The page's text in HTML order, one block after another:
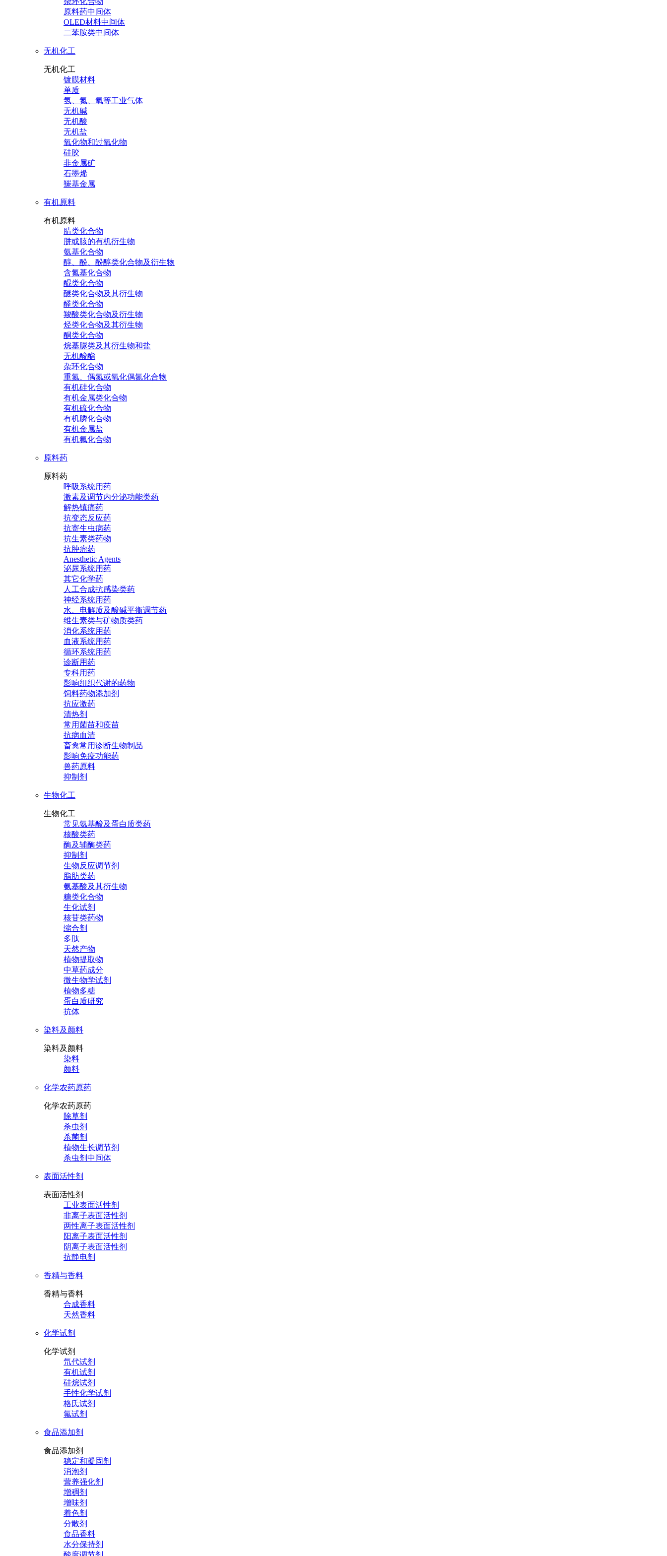
原料药中间体
OLED材料中间体
二苯胺类中间体
无机化工
无机化工
镀膜材料
单质
氢、氮、氧等工业气体
无机碱
无机酸
无机盐
氧化物和过氧化物
硅胶
非金属矿
石墨烯
羰基金属
有机原料
有机原料
腈类化合物
肼或胲的有机衍生物
氨基化合物
醇、酚、酚醇类化合物及衍生物
含氮基化合物
醌类化合物
醚类化合物及其衍生物
醛类化合物
羧酸类化合物及衍生物
烃类化合物及其衍生物
酮类化合物
烷基脲类及其衍生物和盐
无机酸酯
杂环化合物
重氮、偶氮或氧化偶氮化合物
有机硅化合物
有机金属类化合物
有机硫化合物
有机膦化合物
有机金属盐
有机氟化合物
原料药
原料药
呼吸系统用药
激素及调节内分泌功能类药
解热镇痛药
抗变态反应药
抗寄生虫病药
抗生素类药物
抗肿瘤药
Anesthetic Agents
泌尿系统用药
其它化学药
人工合成抗感染类药
神经系统用药
水、电解质及酸碱平衡调节药
维生素类与矿物质类药
消化系统用药
血液系统用药
循环系统用药
诊断用药
专科用药
影响组织代谢的药物
饲料药物添加剂
抗应激药
清热剂
常用菌苗和疫苗
抗病血清
畜禽常用诊断生物制品
影响免疫功能药
兽药原料
抑制剂
生物化工
生物化工
常见氨基酸及蛋白质类药
核酸类药
酶及辅酶类药
抑制剂
生物反应调节剂
脂肪类药
氨基酸及其衍生物
糖类化合物
生化试剂
核苷类药物
缩合剂
多肽
天然产物
植物提取物
中草药成分
微生物学试剂
植物多糖
蛋白质研究
抗体
染料及颜料
染料及颜料
染料
颜料
化学农药原药
化学农药原药
除草剂
杀虫剂
杀菌剂
植物生长调节剂
杀虫剂中间体
表面活性剂
表面活性剂
工业表面活性剂
非离子表面活性剂
两性离子表面活性剂
阳离子表面活性剂
阴离子表面活性剂
抗静电剂
香精与香料
香精与香料
合成香料
天然香料
化学试剂
化学试剂
氘代试剂
有机试剂
硅烷试剂
手性化学试剂
格氏试剂
氟试剂
食品添加剂
食品添加剂
稳定和凝固剂
消泡剂
营养强化剂
增稠剂
增味剂
着色剂
分散剂
食品香料
水分保持剂